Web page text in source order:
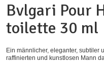
Bvlgari Pour
toilette 30 ml
Ein männlicher, eleganter, subtiler
raffinierten und kunstlosen Mann